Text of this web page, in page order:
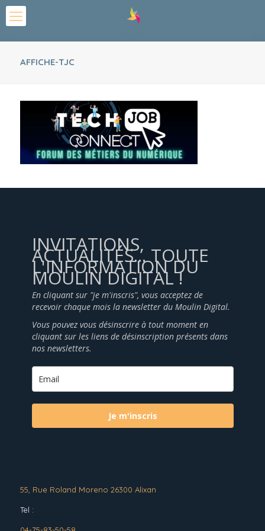
AFFICHE-TJC
INVITATIONS,
ACTUALITÉS... TOUTE
L'INFORMATION DU
MOULIN DIGITAL !
En cliquant sur "je m'inscris", vous acceptez de
recevoir chaque mois la newsletter du Moulin Digital.
Vous pouvez vous désinscrire à tout moment en
cliquant sur les liens de désinscription présents dans
nos newsletters.
Je m'inscris
55, Rue Roland Moreno 26300 Alixan
Tel :